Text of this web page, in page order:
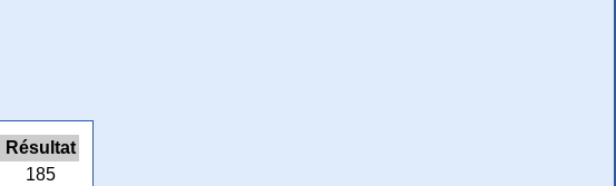
Résultat
185